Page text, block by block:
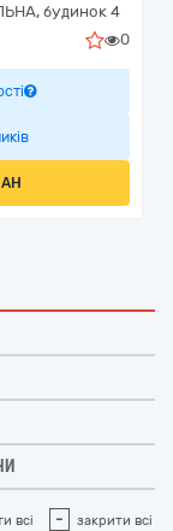
будинок 4
0
всі - закрити всі